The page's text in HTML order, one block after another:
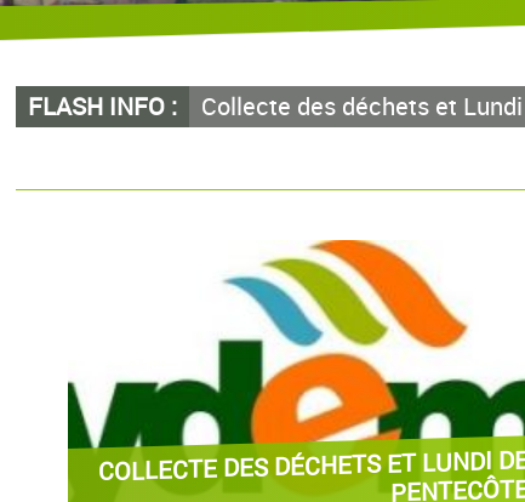
FLASH INFO : Collecte des déchets et
COLLECTE DES DÉCHETS ET LUNDI